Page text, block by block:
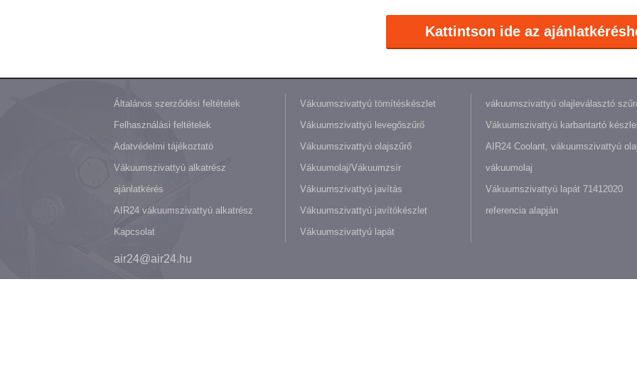
Kattintson ide az
Általános szerződési feltételek
Felhasználási feltételek
Adatvédelmi tájékoztató
Vákuumszivattyú alkatrész
ajánlatkérés
AIR24 vákuumszivattyú alkatrész
Kapcsolat
Vákuumszivattyú tömítéskészlet
Vákuumszivattyú levegőszűrő
Vákuumszivattyú olajszűrő
Vákuumolaj/Vákuumzsír
Vákuumszivattyú javítás
Vákuumszivattyú javítókészlet
Vákuumszivattyú lapát
vákuumszivattyú olajleválasztó
Vákuumszivattyú karbantartó
AIR24 Coolant, vákuumszivattyú
vákuumolaj
Vákuumszivattyú lapát 71412020
referencia alapján
air24@air24.hu